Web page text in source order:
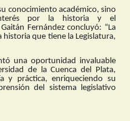
conocimiento académico, sino
por la historia y el
Fernández concluyó: “La
que tiene la Legislatura,
una oportunidad invaluable
de la Cuenca del Plata,
y práctica, enriqueciendo su
del sistema legislativo